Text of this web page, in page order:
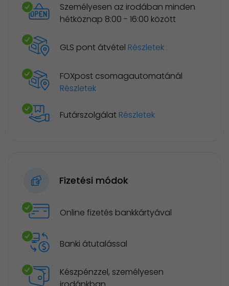
Személyesen az irodában minden
hétköznap 8:00 - 16:00 között
GLS pont átvétel Részletek
FOXpost csomagautomatánál
Részletek
Futárszolgálat Részletek
Fizetési módok
Online fizetés bankkártyával
Banki átutalással
Készpénzzel, személyesen